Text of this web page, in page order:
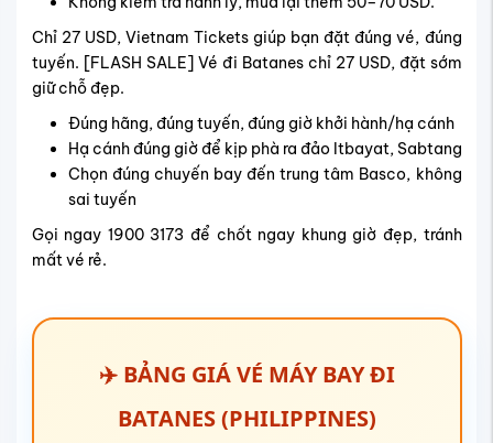
Chỉ 27 USD, Vietnam Tickets giúp bạn đặt đúng vé, đúng
tuyến. [FLASH SALE] Vé đi Batanes chỉ 27 USD, đặt sớm
giữ chỗ đẹp.
Đúng hãng, đúng tuyến, đúng giờ khởi hành/hạ cánh
Hạ cánh đúng giờ để kịp phà ra đảo Itbayat, Sabtang
Chọn đúng chuyến bay đến trung tâm Basco, không
sai tuyến
Gọi ngay 1900 3173 để chốt ngay khung giờ đẹp, tránh
mất vé rẻ.
✈️ BẢNG GIÁ VÉ MÁY BAY ĐI
BATANES (PHILIPPINES)